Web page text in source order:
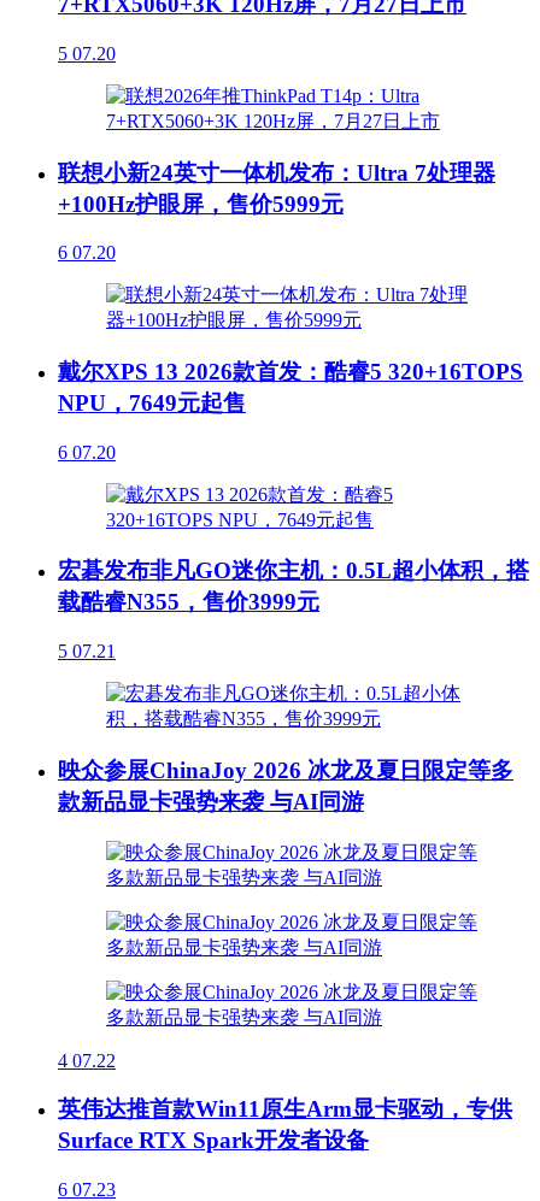
5 07.20
联想小新24英寸一体机发布：Ultra 7处理器
+100Hz护眼屏，售价5999元
6 07.20
戴尔XPS 13 2026款首发：酷睿5 320+16TOPS
NPU，7649元起售
6 07.20
宏碁发布非凡GO迷你主机：0.5L超小体积，搭
载酷睿N355，售价3999元
5 07.21
映众参展ChinaJoy 2026 冰龙及夏日限定等多
款新品显卡强势来袭 与AI同游
4 07.22
英伟达推首款Win11原生Arm显卡驱动，专供
Surface RTX Spark开发者设备
6 07.23